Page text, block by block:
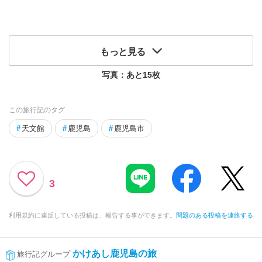
もっと見る
写真：あと15枚
この旅行記のタグ
# 天文館 # 鹿児島 # 鹿児島市
3
利用規約に違反している投稿は、報告する事ができます。 問題のある投稿を連絡する
旅行記グループ かけあし鹿児島の旅